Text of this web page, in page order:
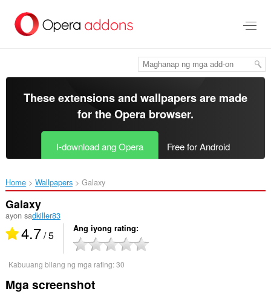
pangunahing
These extensions and wallpapers are made
for theOpera browser.
I-download ang Opera Free for Android
Home Wallpapers Galaxy‎
Galaxy
ayon sadkiller83
4.7/ 5 Ang iyong rating
Kabuuang bilang ng mga rating:30
Mga screenshot